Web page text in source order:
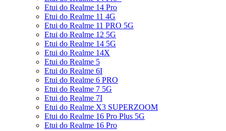
Etui do Realme 14 Pro
Etui do Realme 11 4G
Etui do Realme 11 PRO 5G
Etui do Realme 12 5G
Etui do Realme 14 5G
Etui do Realme 14X
Etui do Realme 5
Etui do Realme 6I
Etui do Realme 6 PRO
Etui do Realme 7 5G
Etui do Realme 7I
Etui do Realme X3 SUPERZOOM
Etui do Realme 16 Pro Plus 5G
Etui do Realme 16 Pro